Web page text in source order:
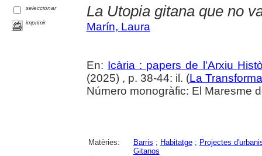
seleccionar
imprimir
La Utopia gitana que no
Marín, Laura
En: Icària : papers de l'Arxiu
(2025) , p. 38-44: il. (La
Número monogràfic: El Maresme
Matèries: Barris ; Habitatge; Projectes
Gitanos